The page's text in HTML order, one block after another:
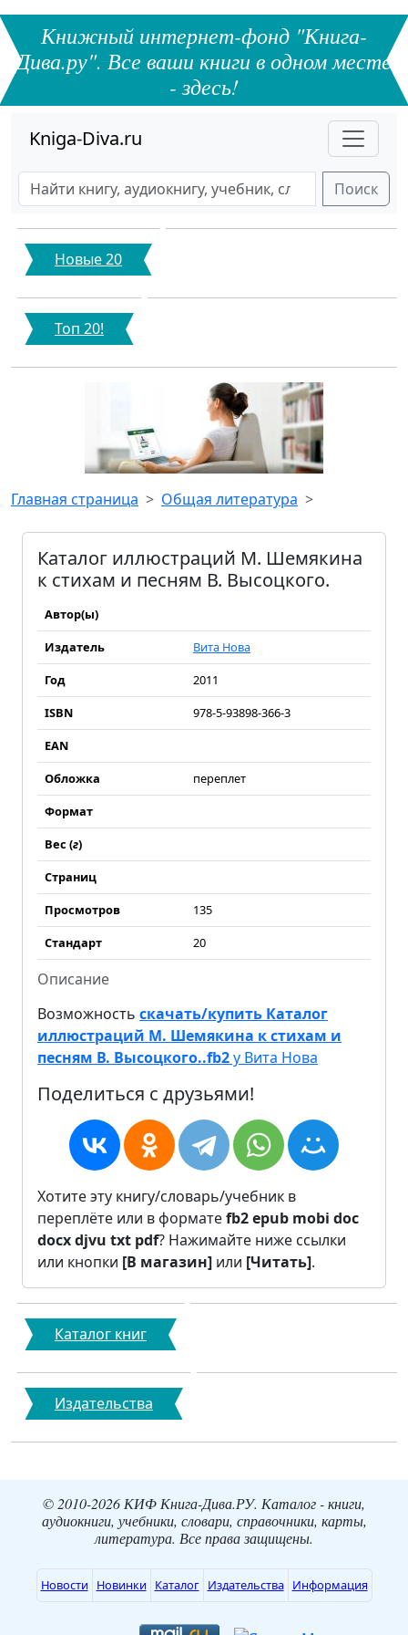
Книжный интернет-фонд "Книга-
Дива.ру". Все ваши книги в одном месте
- здесь!
Kniga-Diva.ru
Поиск
Новые 20
Топ 20!
Главная страница Общая литература
Каталог иллюстраций М. Шемякина
к стихам и песням В. Высоцкого.
Автор(ы)
Издатель
Вита Нова
Год
2011
ISBN
978-5-93898-366-3
EAN
Обложка
переплет
Формат
Вес (г)
Страниц
Просмотров
135
Стандарт
20
Описание
Возможность скачать/купить Каталог
иллюстраций М. Шемякина к стихам и
песням В. Высоцкого..fb2у Вита Нова
Поделиться с друзьями!
Хотите эту книгу/словарь/учебник в
переплёте или в форматеfb2epub mobi doc
docxdjvu txt pdf? Нажимайте ниже ссылки
или кнопки [В магазин] или [Читать].
Каталог книг
Издательства
© 2010-2026 КИФ Книга-Дива.РУ. Каталог - книги,
аудиокниги, учебники, словари, справочники, карты,
литература. Все права защищены.
Новости Новинки Каталог Издательства Информация